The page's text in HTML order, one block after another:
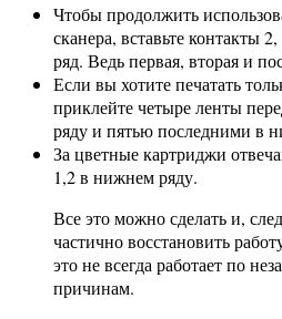
Чтобы продолжить
сканера, вставьте контакты
ряд. Ведь первая, вторая и
Если вы хотите печатать
приклейте четыре ленты
ряду и пятью последними в
За цветные картриджи
1,2 в нижнем ряду.
Все это можно сделать и,
частично восстановить
это не всегда работает по
причинам.